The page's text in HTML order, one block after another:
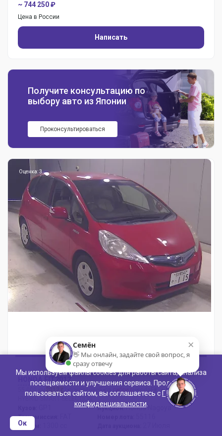
~ 744 250 ₽
Цена в России
Написать
Получите консультацию по
выбору авто из Японии
Проконсультироваться
Оценка: 3
2 поколение
Трансмиссия:
Объем:
Аукцион:Honda Nagoya
Мы используем файлы cookies для работы сайта, анализа
посещаемости и улучшения сервиса. Продолжая
пользоваться сайтом, вы соглашаетесь с Политикой
конфиденциальности
Ок
×
Семён
👋 Мы онлайн, задайте свой вопрос, я
сразу отвечу